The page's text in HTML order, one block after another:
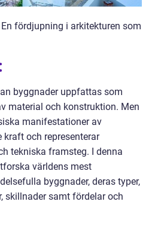
fördjupning i arkitekturen som
byggnader uppfattas som
material och konstruktion. Men
manifestationer av
och representerar
tekniska framsteg. I denna
världens mest
byggnader, deras typer,
skillnader samt fördelar och